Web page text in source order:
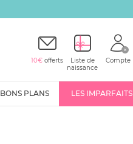
10€ offerts
Liste de
naissance
Compte
BONS PLANS LES IMPARFAITS